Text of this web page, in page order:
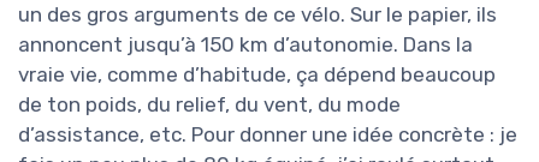
un des gros arguments de ce vélo. Sur le papier, ils
annoncent jusqu’à 150 km d’autonomie. Dans la
vraie vie, comme d’habitude, ça dépend beaucoup
de ton poids, du relief, du vent, du mode
d’assistance, etc. Pour donner une idée concrète : je